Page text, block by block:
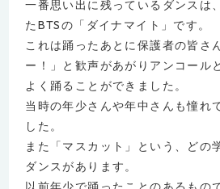
一番思い出に残っているダンスは
たBTSの「ダイナマイト」です。
これは踊ったあとに保護者の皆さ
ー！」と歓声があがりアンコール
よく踊ることができました。
当時の年少さんや年中さんも憧れ
した。
また「マスカット」という、どの
ダンスがあります。